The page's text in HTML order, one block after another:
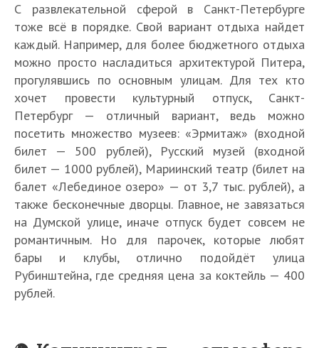
С развлекательной сферой в Санкт-Петербурге
тоже всё в порядке. Свой вариант отдыха найдет
каждый. Например, для более бюджетного отдыха
можно просто насладиться архитектурой Питера,
прогулявшись по основным улицам. Для тех кто
хочет провести культурный отпуск, Санкт-
Петербург — отличный вариант, ведь можно
посетить множество музеев: «Эрмитаж» (входной
билет — 500 рублей), Русский музей (входной
билет — 1000 рублей), Мариинский театр (билет на
балет «Лебединое озеро» — от 3,7 тыс. рублей), а
также бесконечные дворцы. Главное, не завязаться
на Думской улице, иначе отпуск будет совсем не
романтичным. Но для парочек, которые любят
бары и клубы, отлично подойдёт улица
Рубинштейна, где средняя цена за коктейль — 400
рублей.